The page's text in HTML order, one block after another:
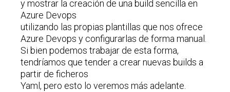
y mostrar la creación de una build sencilla en
Azure Devops
utilizando las propias plantillas que nos ofrece
Azure Devops y configurarlas de forma manual.
Si bien podemos trabajar de esta forma,
tendríamos que tender a crear nuevas builds a
partir de ficheros
Yaml, pero esto lo veremos más adelante.